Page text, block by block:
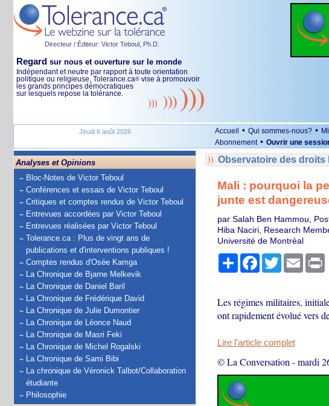
Directeur / Éditeur: Victor Teboul, Ph.D.
Regard sur nous et ouverture sur le monde
Indépendant et neutre par rapport à toute orientation
politique ou religieuse, Tolerance.ca® vise à promouvoir
les grands principes démocratiques
sur lesquels repose la tolérance.
Jeudi 6 août 2026 Accueil • Qui sommes-nous? •
Abonnement • Ouvrir une
Analyses et Opinions
Bloc-Notes de Victor Teboul
Conférences et essais de Victor Teboul
Critiques et comptes rendus de Victor Teboul
Entrevues accordées par Victor Teboul
Entrevues réalisées par Victor Teboul
Tolerance.ca : Plus de vingt ans de
publications et d'interventions publiques !
Comptes rendus d'Osée Kamga
La Chronique de Bjarne Melkevik
La Chronique de Daniel Baril
La Chronique de Frédérique David
La Chronique de Julie Dumontier
La Chronique de Léonce Naud
La Chronique de Masri Feki
La Chronique de Michel Rogalski
La Chronique de Sami Bibi
La chronique de Véronick Talbot/Collaboration
étudiante
Philosophie
Observatoire des droits
Mali : pourquoi la
junte est
par Salah Ben Hammou,
Hiba Naciri, Research
Université de Montréal
PartagerFacebook
TwitterEmail
Les régimes militaires,
ont rapidement évolué vers
Lire l'article complet
© La Conversation -mardi